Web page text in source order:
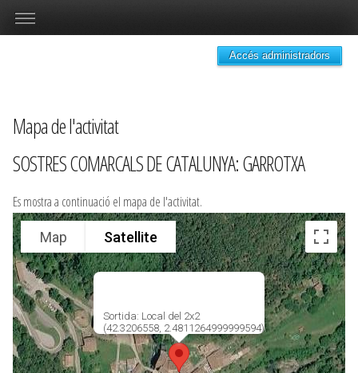
Accés administradors
Mapa de l'activitat
SOSTRES COMARCALS DE CATALUNYA: GARROTXA
Es mostra a continuació el mapa de l'activitat.
Sortida: Local del 2x2
(42.3206558, 2.4811264999999594)
Map Satellite